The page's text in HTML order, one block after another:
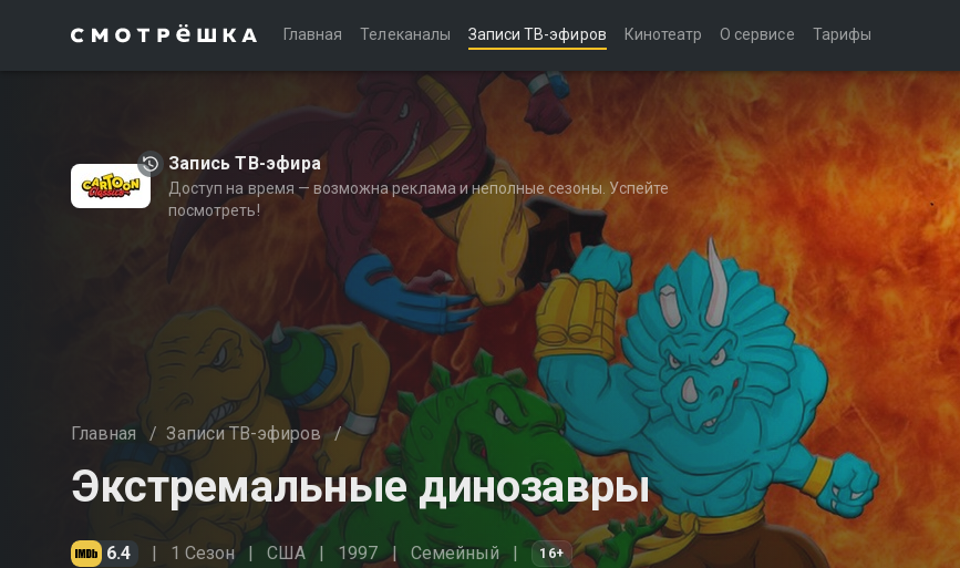
Главная Телеканалы Записи ТВ-эфиров Кинотеатр О сервисе Тарифы
Запись ТВ-эфира
Доступ на время — возможна реклама и неполные сезоны. Успейте
посмотреть!
Главная / Записи ТВ-эфиров /
Экстремальные динозавры
6.4 1 Сезон США 1997 Cемейный 16+